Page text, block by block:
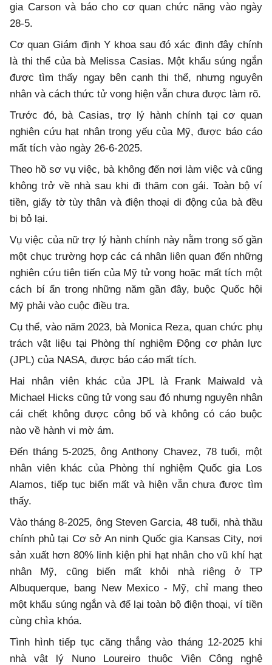
gia Carson và báo cho cơ quan chức năng vào ngày
28-5.
Cơ quan Giám định Y khoa sau đó xác định đây chính
là thi thể của bà Melissa Casias. Một khẩu súng ngắn
được tìm thấy ngay bên cạnh thi thể, nhưng nguyên
nhân và cách thức tử vong hiện vẫn chưa được làm rõ.
Trước đó, bà Casias, trợ lý hành chính tại cơ quan
nghiên cứu hạt nhân trọng yếu của Mỹ, được báo cáo
mất tích vào ngày 26-6-2025.
Theo hồ sơ vụ việc, bà không đến nơi làm việc và cũng
không trở về nhà sau khi đi thăm con gái. Toàn bộ ví
tiền, giấy tờ tùy thân và điện thoại di động của bà đều
bị bỏ lại.
Vụ việc của nữ trợ lý hành chính này nằm trong số gần
một chục trường hợp các cá nhân liên quan đến những
nghiên cứu tiên tiến của Mỹ tử vong hoặc mất tích một
cách bí ẩn trong những năm gần đây, buộc Quốc hội
Mỹ phải vào cuộc điều tra.
Cụ thể, vào năm 2023, bà Monica Reza, quan chức phụ
trách vật liệu tại Phòng thí nghiệm Động cơ phản lực
(JPL) của NASA, được báo cáo mất tích.
Hai nhân viên khác của JPL là Frank Maiwald và
Michael Hicks cũng tử vong sau đó nhưng nguyên nhân
cái chết không được công bố và không có cáo buộc
nào về hành vi mờ ám.
Đến tháng 5-2025, ông Anthony Chavez, 78 tuổi, một
nhân viên khác của Phòng thí nghiệm Quốc gia Los
Alamos, tiếp tục biến mất và hiện vẫn chưa được tìm
thấy.
Vào tháng 8-2025, ông Steven Garcia, 48 tuổi, nhà thầu
chính phủ tại Cơ sở An ninh Quốc gia Kansas City, nơi
sản xuất hơn 80% linh kiện phi hạt nhân cho vũ khí hạt
nhân Mỹ, cũng biến mất khỏi nhà riêng ở TP
Albuquerque, bang New Mexico - Mỹ, chỉ mang theo
một khẩu súng ngắn và để lại toàn bộ điện thoại, ví tiền
cùng chìa khóa.
Tình hình tiếp tục căng thẳng vào tháng 12-2025 khi
nhà vật lý Nuno Loureiro thuộc Viện Công nghệ